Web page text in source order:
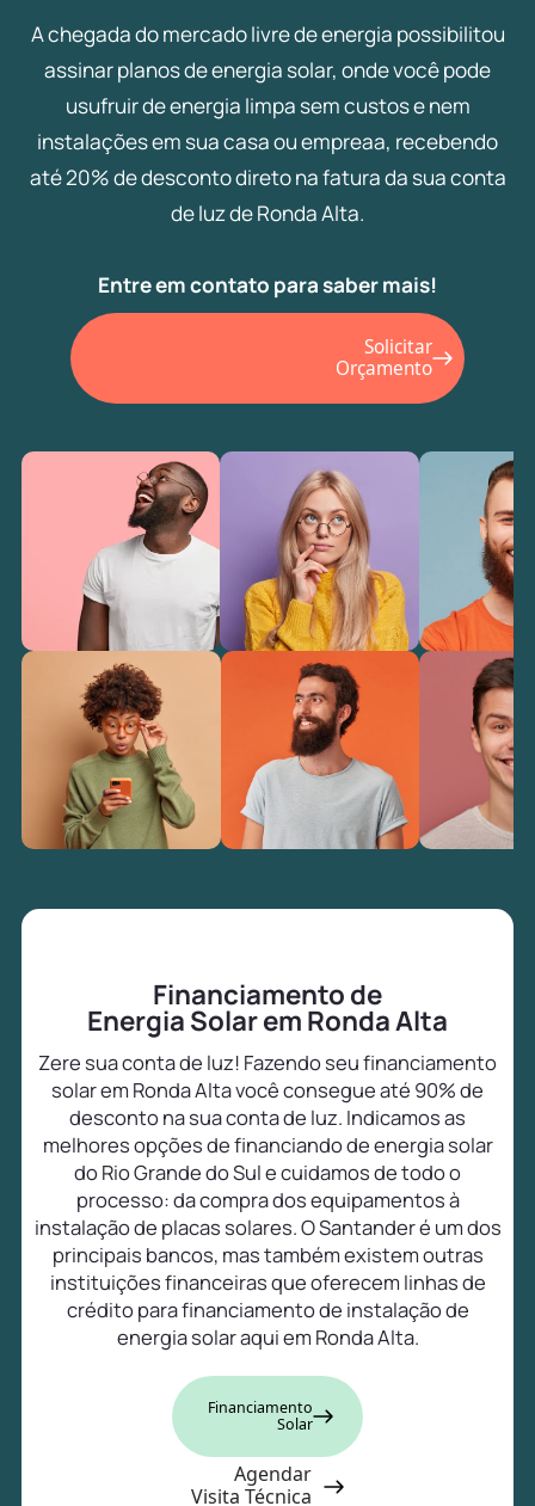
A chegada do mercado livre de energia possibilitou
assinar planos de energia solar, onde você pode
usufruir de energia limpa sem custos e nem
instalações em sua casa ou empreaa, recebendo
até 20% de desconto direto na fatura da sua conta
de luz de Ronda Alta.
Entre em contato para saber mais!
Solicitar
Orçamento
Financiamento de
Energia Solar em Ronda Alta
Zere sua conta de luz! Fazendo seu financiamento
solar em Ronda Alta você consegue até 90% de
desconto na sua conta de luz. Indicamos as
melhores opções de financiando de energia solar
do Rio Grande do Sul e cuidamos de todo o
processo: da compra dos equipamentos à
instalação de placas solares. O Santander é um dos
principais bancos, mas também existem outras
instituições financeiras que oferecem linhas de
crédito para financiamento de instalação de
energia solar aqui em Ronda Alta.
Financiamento
Solar
Agendar
Visita Técnica